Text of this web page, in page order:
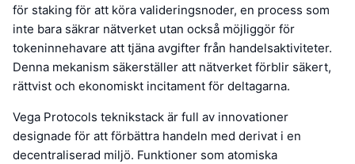
för staking för att köra valideringsnoder, en process som
inte bara säkrar nätverket utan också möjliggör för
tokeninnehavare att tjäna avgifter från handelsaktiviteter.
Denna mekanism säkerställer att nätverket förblir säkert,
rättvist och ekonomiskt incitament för deltagarna.
Vega Protocols teknikstack är full av innovationer
designade för att förbättra handeln med derivat i en
decentraliserad miljö. Funktioner som atomiska